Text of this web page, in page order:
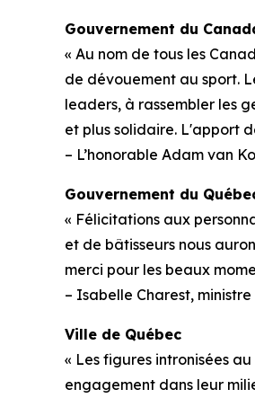
Gouvernement du
« Au nom de tous les
de dévouement au sport.
leaders, à rassembler les
et plus solidaire. L'apport
– L’honorable Adam van
Gouvernement du
« Félicitations aux
et de bâtisseurs nous
merci pour les beaux
– Isabelle Charest,
Ville de Québec
« Les figures intronisées
engagement dans leur